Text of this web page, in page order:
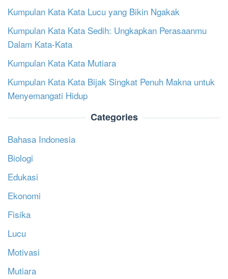
Kumpulan Kata Kata Lucu yang Bikin Ngakak
Kumpulan Kata Kata Sedih: Ungkapkan Perasaanmu
Dalam Kata-Kata
Kumpulan Kata Kata Mutiara
Kumpulan Kata Kata Bijak Singkat Penuh Makna untuk
Menyemangati Hidup
Categories
Bahasa Indonesia
Biologi
Edukasi
Ekonomi
Fisika
Lucu
Motivasi
Mutiara